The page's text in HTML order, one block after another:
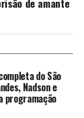
do São
Nadson e
programação